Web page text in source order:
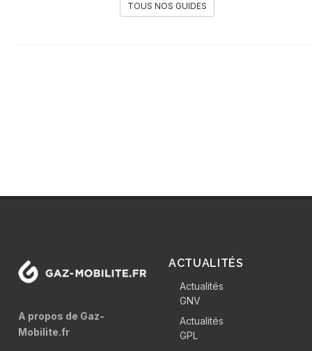
TOUS NOS GUIDES
A propos de Gaz-
Mobilite.fr
ACTUALITÉS
Actualités
GNV
Actualités
GPL